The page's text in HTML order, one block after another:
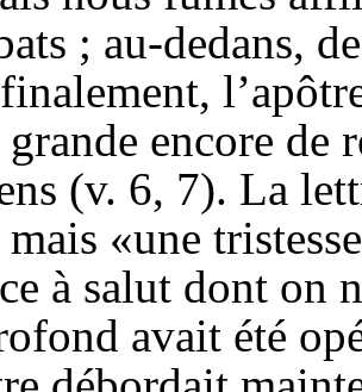
; au-dedans,
encore de
(v. 6, 7). La
mais «une
à salut dont on
avait été